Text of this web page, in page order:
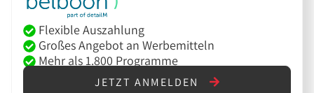
Flexible Auszahlung
Großes Angebot an Werbemitteln
Mehr als 1.800 Programme
JETZT ANMELDEN